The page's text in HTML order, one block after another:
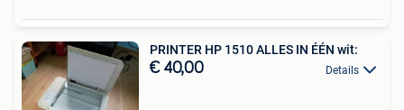
PRINTER HP 1510 ALLES IN ÉÉN wit:
€ 40,00 Details